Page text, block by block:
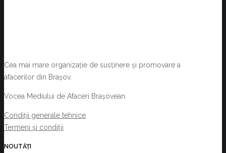
Cea mai mare organizație de susținere și promovare a
afacerilor din Brașov.
Vocea Mediului de Afaceri Brașovean.
Condiții generale tehnice
Termeni și condiții
NOUTĂȚI